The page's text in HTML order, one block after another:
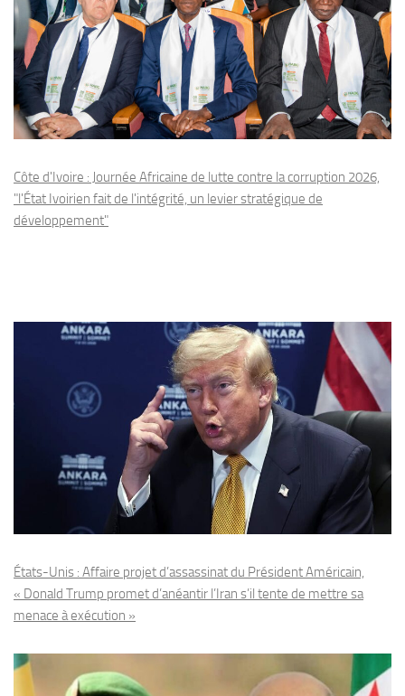
Côte d'Ivoire : Journée Africaine de lutte contre la corruption 2026,
"l'État Ivoirien fait de l'intégrité, un levier stratégique de
développement"
États-Unis : Affaire projet d’assassinat du Président Américain,
« Donald Trump promet d’anéantir l’Iran s’il tente de mettre sa
menace à exécution »